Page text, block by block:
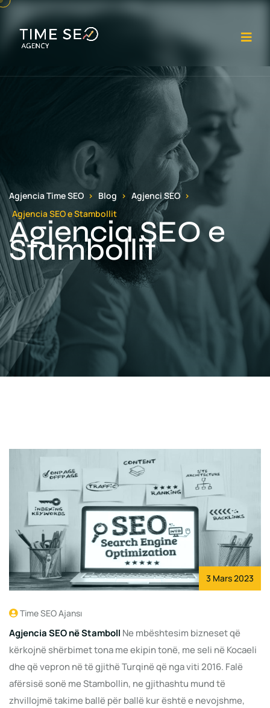
Agjencia Time SEO Blog
Agjenci SEO
Agjencia SEO e Stambollit
Agjencia SEO e
Stambollit
3 Mars 2023
Time SEO Ajansı
Agjencia SEO në Stamboll Ne mbështesim bizneset që
kërkojnë shërbimet tona me ekipin tonë, me seli në Kocaeli
dhe që vepron në të gjithë Turqinë që nga viti 2016. Falë
afërsisë sonë me Stambollin, ne gjithashtu mund të
zhvillojmë takime ballë për ballë kur është e nevojshme,